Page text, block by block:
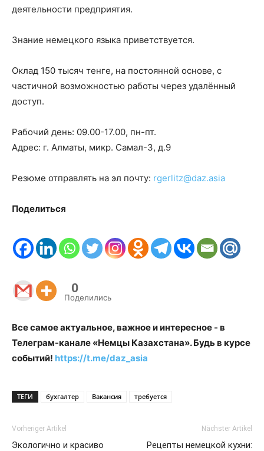
деятельности предприятия.
Знание немецкого языка приветствуется.
Оклад 150 тысяч тенге, на постоянной основе, с
частичной возможностью работы через удалённый
доступ.
Рабочий день: 09.00-17.00, пн-пт.
Адрес: г. Алматы, микр. Самал-3, д.9
Резюме отправлять на эл почту: rgerlitz@daz.asia
Поделиться
0
Поделились
Все самое актуальное, важное и интересное - в
Телеграм-канале «Немцы Казахстана». Будь в курсе
событий! https://t.me/daz_asia
ТЕГИ бухгалтер Вакансия требуется
Vorheriger Artikel
Экологично и красиво
Nächster Artikel
Рецепты немецкой кухни: